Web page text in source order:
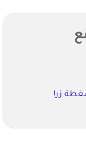
زر!